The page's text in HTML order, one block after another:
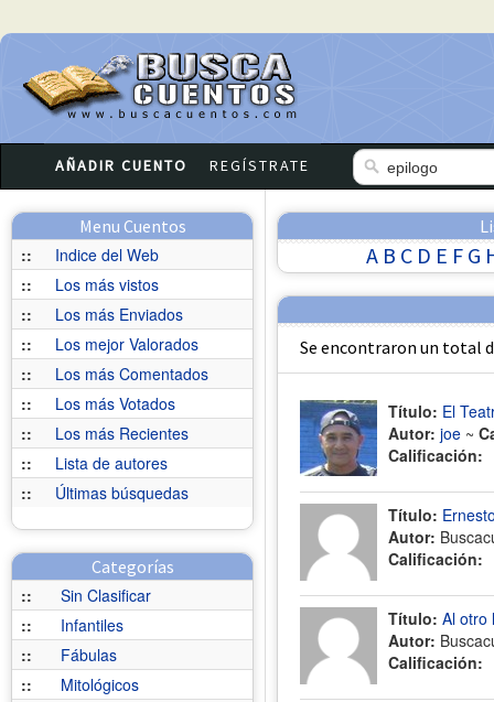
AÑADIR CUENTO REGÍSTRATE
Menu Cuentos
::
Indice del Web
::
Los más vistos
::
Los más Enviados
::
Los mejor Valorados
::
Los más Comentados
::
Los más Votados
::
Los más Recientes
::
Lista de autores
::
Últimas búsquedas
Categorías
::
Sin Clasificar
::
Infantiles
::
Fábulas
::
Mitológicos
A B C D E F G
Se encontraron un total
Título: El
Autor: joe ~
Calificación:
Título:
Autor:
Calificación:
Título: Al otro
Autor:
Calificación: